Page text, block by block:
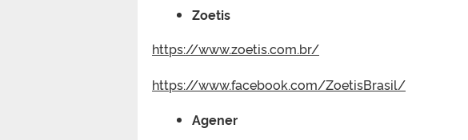
Zoetis
https://www.zoetis.com.br/
https://www.facebook.com/ZoetisBrasil/
Agener